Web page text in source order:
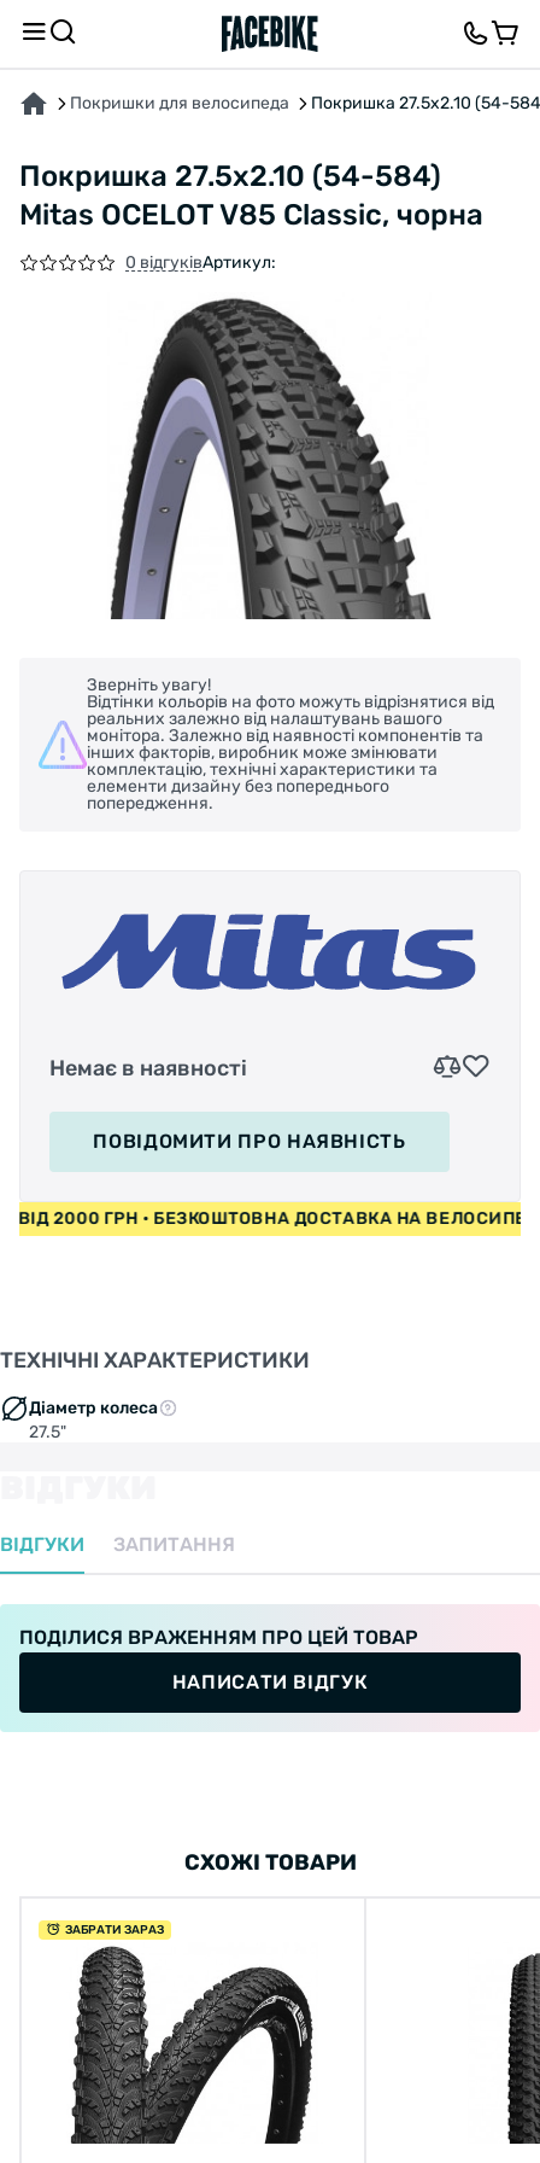
Покришки для велосипеда Покришка 27.5x2.10 (54-
Покришка 27.5x2.10 (54-584)
Mitas OCELOT V85 Classic, чорна
0 відгуківАртикул:
Зверніть увагу!
Відтінки кольорів на фото можуть відрізнятися від
реальних залежно від налаштувань вашого
монітора. Залежно від наявності компонентів та
інших факторів, виробник може змінювати
комплектацію, технічні характеристики та
елементи дизайну без попереднього
попередження.
Немає в наявності
ПОВІДОМИТИ ПРО НАЯВНІСТЬ
ВІД 2000 ГРН • БЕЗКОШТОВНА ДОСТАВКА НА
ТЕХНІЧНІ ХАРАКТЕРИСТИКИ
Діаметр колеса
27.5"
ВІДГУКИ ЗАПИТАННЯ
ПОДІЛИСЯ ВРАЖЕННЯМ ПРО ЦЕЙ ТОВАР
НАПИСАТИ ВІДГУК
ПРО ТОВАР ХАРАКТЕРИСТИКИВІДГУКИ ТА ЗАПИТАННЯ
СХОЖІ ТОВАРИ
ЗАБРАТИ ЗАРАЗ